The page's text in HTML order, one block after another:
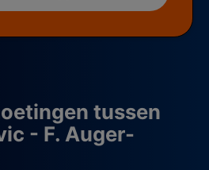
tussen
- F. Auger-